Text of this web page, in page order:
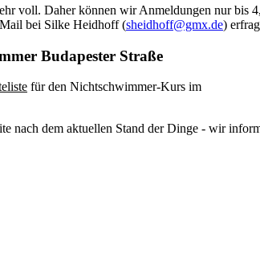
voll. Daher können wir Anmeldungen nur bis
bei Silke Heidhoff (sheidhoff@gmx.de)
Budapester Straße
für den Nichtschwimmer-Kurs im
nach dem aktuellen Stand der Dinge - wir